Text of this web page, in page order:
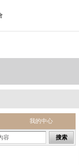
我的中心
搜索